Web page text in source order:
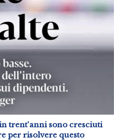
trent'anni sono cresciuti
per risolvere questo